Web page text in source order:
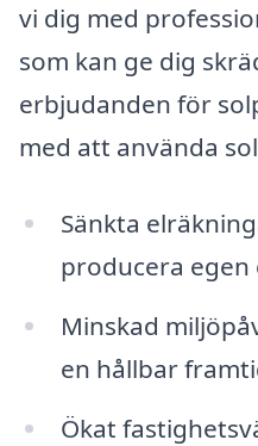
vi dig med
som kan ge dig
erbjudanden för
med att använda
Sänkta
producera egen
Minskad
en hållbar
Ökat